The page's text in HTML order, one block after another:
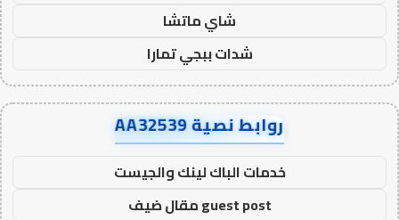
شاي ماتشا
شدات ببجي تمارا
روابط نصية AA32539
خدمات الباك لينك والجيست
guest post مقال ضيف